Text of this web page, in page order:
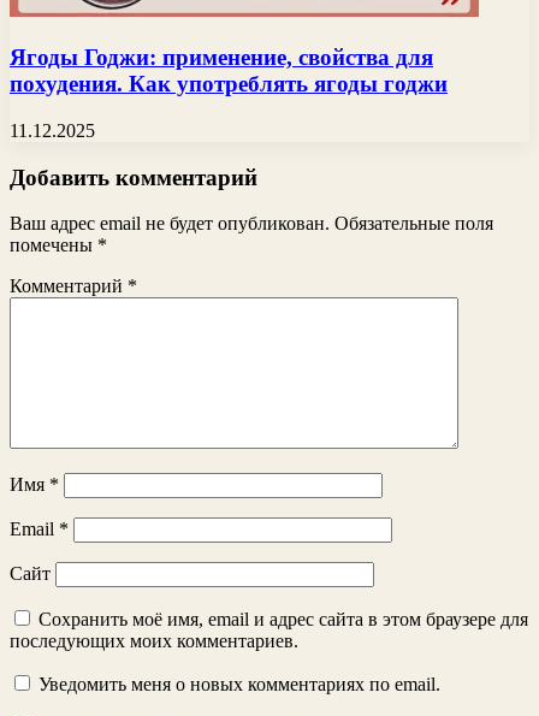
Ягоды Годжи: применение, свойства для
похудения. Как употреблять ягоды годжи
11.12.2025
Добавить комментарий
Ваш адрес email не будет опубликован. Обязательные поля
помечены *
Комментарий *
Имя *
Email *
Сайт
Сохранить моё имя, email и адрес сайта в этом браузере для
последующих моих комментариев.
Уведомить меня о новых комментариях по email.